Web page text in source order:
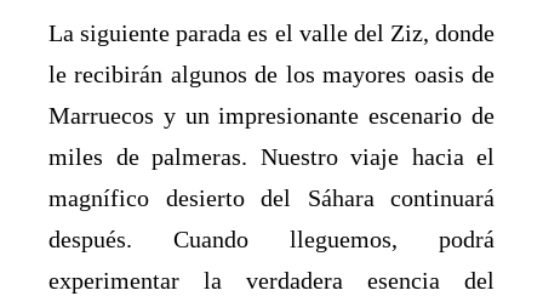
La siguiente parada es el valle del Ziz, donde
le recibirán algunos de los mayores oasis de
Marruecos y un impresionante escenario de
miles de palmeras. Nuestro viaje hacia el
magnífico desierto del Sáhara continuará
después. Cuando lleguemos, podrá
experimentar la verdadera esencia del